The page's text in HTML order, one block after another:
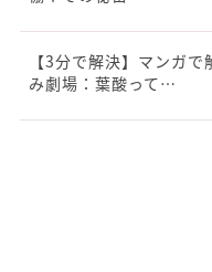
【3分で解決】マンガ
み劇場：葉酸って…